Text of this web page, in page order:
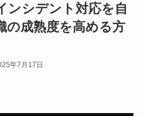
ンシデント対応を自
の成熟度を高める方
年7月17日